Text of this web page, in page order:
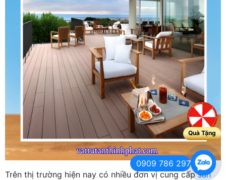
Trên thị trường hiện nay có nhiều đơn vị cung cấpsàn
Quà Tặng
0909 786 297